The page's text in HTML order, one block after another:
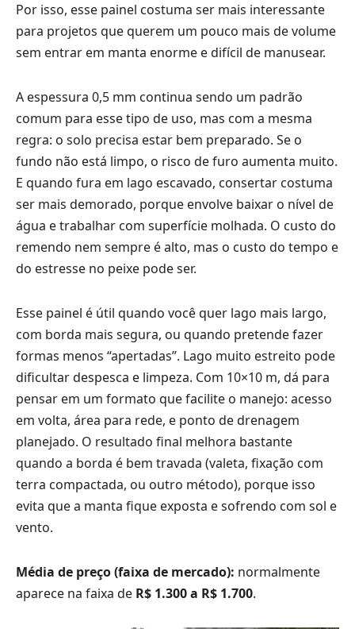
Por isso, esse painel costuma ser mais interessante
para projetos que querem um pouco mais de volume
sem entrar em manta enorme e difícil de manusear.
A espessura 0,5 mm continua sendo um padrão
comum para esse tipo de uso, mas com a mesma
regra: o solo precisa estar bem preparado. Se o
fundo não está limpo, o risco de furo aumenta muito.
E quando fura em lago escavado, consertar costuma
ser mais demorado, porque envolve baixar o nível de
água e trabalhar com superfície molhada. O custo do
remendo nem sempre é alto, mas o custo do tempo e
do estresse no peixe pode ser.
Esse painel é útil quando você quer lago mais largo,
com borda mais segura, ou quando pretende fazer
formas menos “apertadas”. Lago muito estreito pode
dificultar despesca e limpeza. Com 10×10 m, dá para
pensar em um formato que facilite o manejo: acesso
em volta, área para rede, e ponto de drenagem
planejado. O resultado final melhora bastante
quando a borda é bem travada (valeta, fixação com
terra compactada, ou outro método), porque isso
evita que a manta fique exposta e sofrendo com sol e
vento.
Média de preço (faixa de mercado): normalmente
aparece na faixa de R$ 1.300 a R$ 1.700.